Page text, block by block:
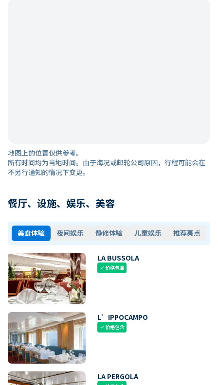
地图上的位置仅供参考。
所有时间均为当地时间。由于海况或邮轮公司原因，行程可能会在
不另行通知的情况下变更。
餐厅、设施、娱乐、美容
美食体验 夜间娱乐 静修体验 儿童娱乐 推荐亮点
LA BUSSOLA
check价格包含
L’IPPOCAMPO
check价格包含
LA PERGOLA